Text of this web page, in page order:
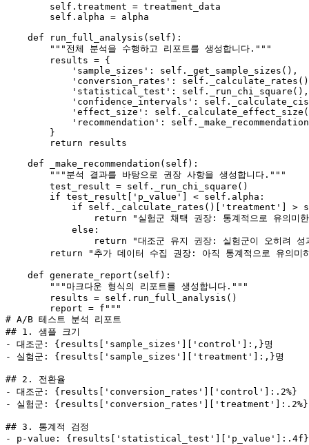
self .treatment = treatment_data
self .alpha = alpha
def
run_full_analysis ( self ):
"""전체 분석을 수행하고 리포트를 생성합니다."""
        results = {
'sample_sizes' : self ._get_sample_sizes(),
'conversion_rates' : self
'statistical_test' : self ._run_chi_square(),
'confidence_intervals' : self
'effect_size' : self
'recommendation' : self
        }
return results
def
_make_recommendation ( self ):
"""분석 결과를 바탕으로 권장 사항을 생성합니다."""
        test_result =
self ._run_chi_square()
if test_result[ 'p_value' ] < self .alpha:
if
self ._calculate_rates()[ 'treatment' ] >
return
"실험군 채택 권장: 통계적으로 유의미
else :
return
"대조군 유지 권장: 실험군이 오히려 성
return
"추가 데이터 수집 권장: 아직 통계적으로 유의미
def generate_report ( self ):
"""마크다운 형식의 리포트를 생성합니다."""
        results =
self .run_full_analysis()
        report =
f"""
# A/B 테스트 분석 리포트
## 1. 샘플 크기
- 대조군: {results[ 'sample_sizes' 'control' ]:,}명
- 실험군: {results[ 'sample_sizes' 'treatment' ]:,}명
## 2. 전환율
- 대조군: {results[ 'conversion_rates' 'control' ]: .2%}
- 실험군: {results[ 'conversion_rates' 'treatment' ]: .2%}
## 3. 통계적 검정
- p-value: {results[ 'statistical_test' 'p_value' ]: .4f}